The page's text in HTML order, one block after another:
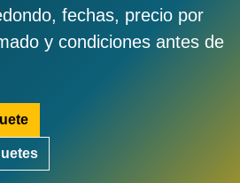
fechas, precio por
y condiciones antes de